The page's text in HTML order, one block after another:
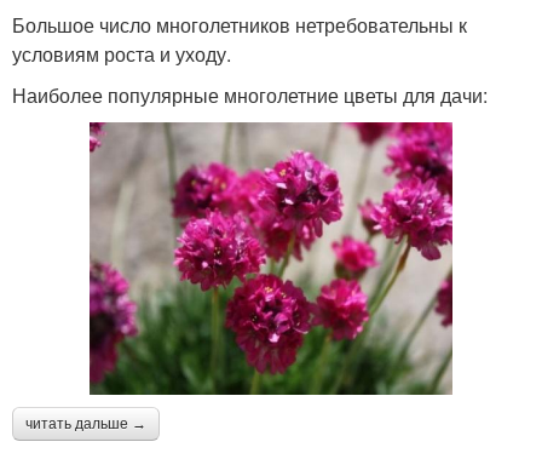
Большое число многолетников нетребовательны к
условиям роста и уходу.
Наиболее популярные многолетние цветы для дачи:
читать дальше →